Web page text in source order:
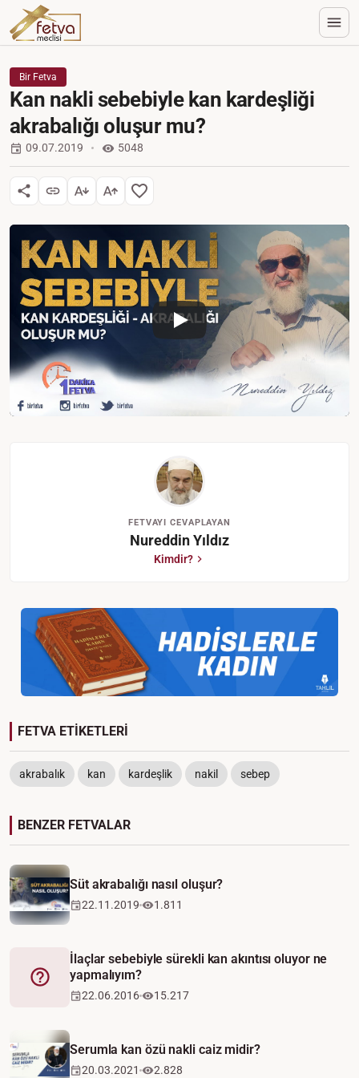
Bir Fetva
Kan nakli sebebiyle kan kardeşliği
akrabalığı oluşur mu?
09.07.2019 5048
FETVAYI CEVAPLAYAN
Nureddin Yıldız
Kimdir?
FETVA ETİKETLERİ
akrabalık kan kardeşlik nakil sebep
BENZER FETVALAR
Süt akrabalığı nasıl oluşur?
22.11.2019 1.811
Fetva
İlaçlar sebebiyle sürekli kan akıntısı oluyor ne
yapmalıyım?
22.06.2016 15.217
Serumla kan özü nakli caiz midir?
20.03.2021 2.828